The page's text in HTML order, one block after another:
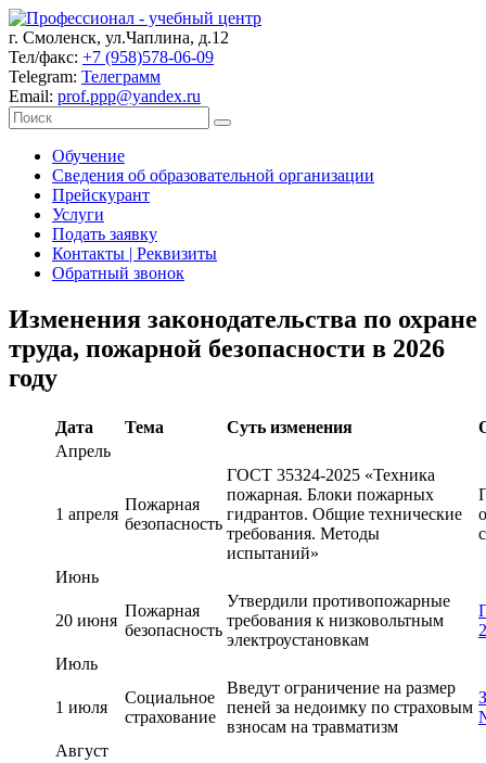
г. Смоленск, ул.Чаплина, д.12
Тел/факс: +7 (958)578-06-09
Telegram: Телеграмм
Email: prof.ppp@yandex.ru
Обучение
Сведения об образовательной организации
Прейскурант
Услуги
Подать заявку
Контакты | Реквизиты
Обратный звонок
Изменения законодательства по охране
труда, пожарной безопасности в 2026
году
Дата Тема Суть изменения
Апрель
1 апреля
Пожарная
безопасность
ГОСТ 35324-2025 «Техника
пожарная. Блоки пожарных
гидрантов. Общие технические
требования. Методы
испытаний»
Июнь
20 июня
Пожарная
безопасность
Утвердили противопожарные
требования к низковольтным
электроустановкам
Июль
1 июля
Социальное
страхование
Введут ограничение на размер
пеней за недоимку по страховым
взносам на травматизм
Август